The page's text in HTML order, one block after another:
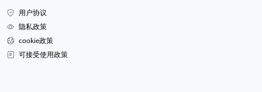
用户协议
隐私政策
cookie政策
可接受使用政策